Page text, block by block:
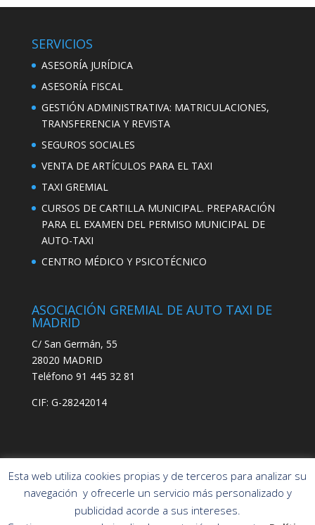
SERVICIOS
ASESORÍA JURÍDICA
ASESORÍA FISCAL
GESTIÓN ADMINISTRATIVA: MATRICULACIONES,
TRANSFERENCIA Y REVISTA
SEGUROS SOCIALES
VENTA DE ARTÍCULOS PARA EL TAXI
TAXI GREMIAL
CURSOS DE CARTILLA MUNICIPAL. PREPARACIÓN
PARA EL EXAMEN DEL PERMISO MUNICIPAL DE
AUTO-TAXI
CENTRO MÉDICO Y PSICOTÉCNICO
ASOCIACIÓN GREMIAL DE AUTO TAXI DE
MADRID
C/ San Germán, 55
28020 MADRID
Teléfono 91 445 32 81
CIF: G-28242014
Asociación Gremial POLÍTICA DE PRIVACIDAD
Esta web utiliza cookies propias y de terceros para analizar su
navegación y ofrecerle un servicio más personalizado y
publicidad acorde a sus intereses.